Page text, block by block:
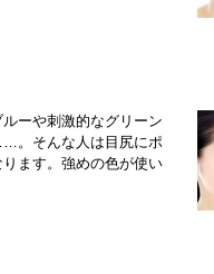
ーや刺激的なグリーン
。そんな人は目尻にポ
ます。強めの色が使い